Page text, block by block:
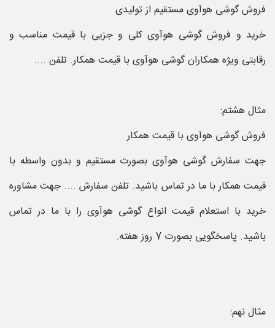
فروش گوشی هوآوی مستقیم از تولیدی
خرید و فروش گوشی هوآوی کلی و جزیی با قیمت مناسب و
رقابتی ویژه همکاران گوشی هوآوی با قیمت همکار. تلفن ....
مثال هشتم:
فروش گوشی هوآوی با قیمت همکار
جهت سفارش گوشی هوآوی بصورت مستقیم و بدون واسطه با
قیمت همکار با ما در تماس باشید. تلفن سفارش .... جهت مشاوره
خرید با استعلام قیمت انواع گوشی هوآوی را با ما در تماس
باشید. پاسخگویی بصورت 7 روز هفته.
مثال نهم: